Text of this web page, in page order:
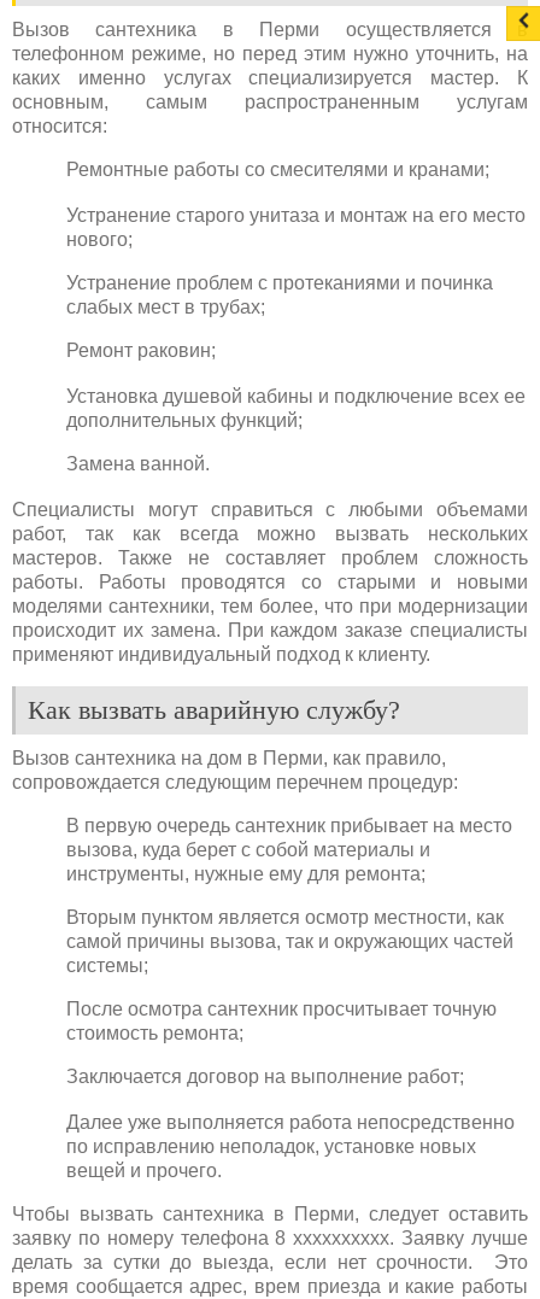
Вызов сантехника в Перми осуществляется в
телефонном режиме, но перед этим нужно уточнить, на
каких именно услугах специализируется мастер. К
основным, самым распространенным услугам
относится:
Ремонтные работы со смесителями и кранами;
Устранение старого унитаза и монтаж на его место
нового;
Устранение проблем с протеканиями и починка
слабых мест в трубах;
Ремонт раковин;
Установка душевой кабины и подключение всех ее
дополнительных функций;
Замена ванной.
Специалисты могут справиться с любыми объемами
работ, так как всегда можно вызвать нескольких
мастеров. Также не составляет проблем сложность
работы. Работы проводятся со старыми и новыми
моделями сантехники, тем более, что при модернизации
происходит их замена. При каждом заказе специалисты
применяют индивидуальный подход к клиенту.
Как вызвать аварийную службу?
Вызов сантехника на дом в Перми, как правило,
сопровождается следующим перечнем процедур:
В первую очередь сантехник прибывает на место
вызова, куда берет с собой материалы и
инструменты, нужные ему для ремонта;
Вторым пунктом является осмотр местности, как
самой причины вызова, так и окружающих частей
системы;
После осмотра сантехник просчитывает точную
стоимость ремонта;
Заключается договор на выполнение работ;
Далее уже выполняется работа непосредственно
по исправлению неполадок, установке новых
вещей и прочего.
Чтобы вызвать сантехника в Перми, следует оставить
заявку по номеру телефона 8 xxxxxxxxxx. Заявку лучше
делать за сутки до выезда, если нет срочности. Это
время сообщается адрес, врем приезда и какие работы